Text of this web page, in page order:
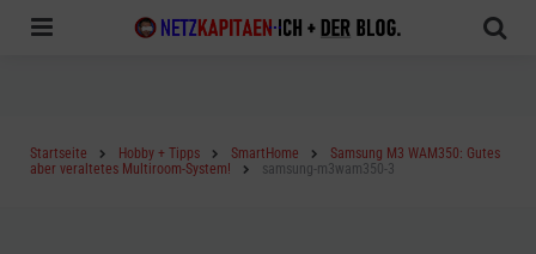
Startseite Hobby + Tipps SmartHome
Samsung M3 WAM350: Gutes
aber veraltetes Multiroom-System!
samsung-m3wam350-3